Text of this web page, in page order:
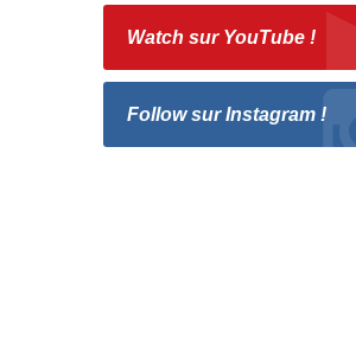
Watch sur YouTube !
Follow sur Instagram !